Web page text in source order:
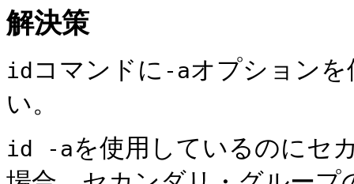
解決策
id コマンドに -aオプション
い。
id -aを使用しているのにセ